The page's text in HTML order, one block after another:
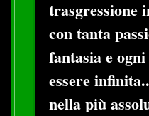
trasgressione
con tanta
fantasia e
essere
nella più